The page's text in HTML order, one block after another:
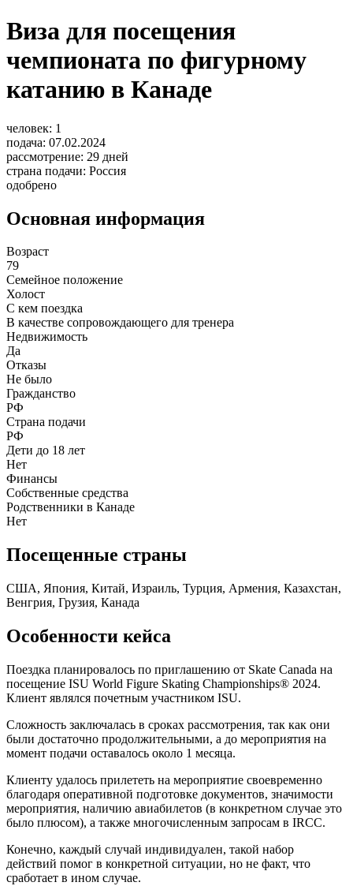
Виза для посещения
чемпионата по фигурному
катанию в Канаде
человек: 1
подача: 07.02.2024
рассмотрение: 29 дней
страна подачи: Россия
одобрено
Основная информация
Возраст
79
Семейное положение
Холост
С кем поездка
В качестве сопровождающего для тренера
Недвижимость
Да
Отказы
Не было
Гражданство
РФ
Страна подачи
РФ
Дети до 18 лет
Нет
Финансы
Собственные средства
Родственники в Канаде
Нет
Посещенные страны
США, Япония, Китай, Израиль, Турция, Армения, Казахстан,
Венгрия, Грузия, Канада
Особенности кейса
Поездка планировалось по приглашению от Skate Canada на
посещение ISU World Figure Skating Championships® 2024.
Клиент являлся почетным участником ISU.
Сложность заключалась в сроках рассмотрения, так как они
были достаточно продолжительными, а до мероприятия на
момент подачи оставалось около 1 месяца.
Клиенту удалось прилететь на мероприятие своевременно
благодаря оперативной подготовке документов, значимости
мероприятия, наличию авиабилетов (в конкретном случае это
было плюсом), а также многочисленным запросам в IRCC.
Конечно, каждый случай индивидуален, такой набор
действий помог в конкретной ситуации, но не факт, что
сработает в ином случае.